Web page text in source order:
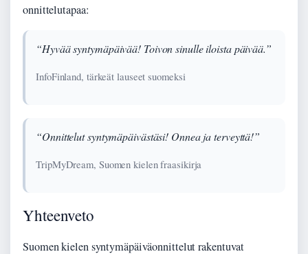
onnittelutapaa:
“Hyvää syntymäpäivää! Toivon sinulle iloista päivää.”
InfoFinland, tärkeät lauseet suomeksi
“Onnittelut syntymäpäivästäsi! Onnea ja terveyttä!”
TripMyDream, Suomen kielen fraasikirja
Yhteenveto
Suomen kielen syntymäpäiväonnittelut rakentuvat